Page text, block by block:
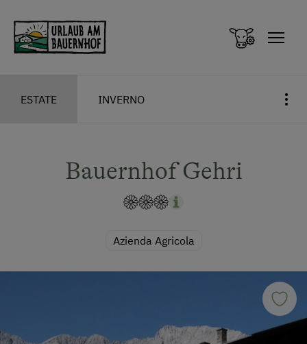
ESTATE INVERNO
Bauernhof Gehri
Azienda Agricola